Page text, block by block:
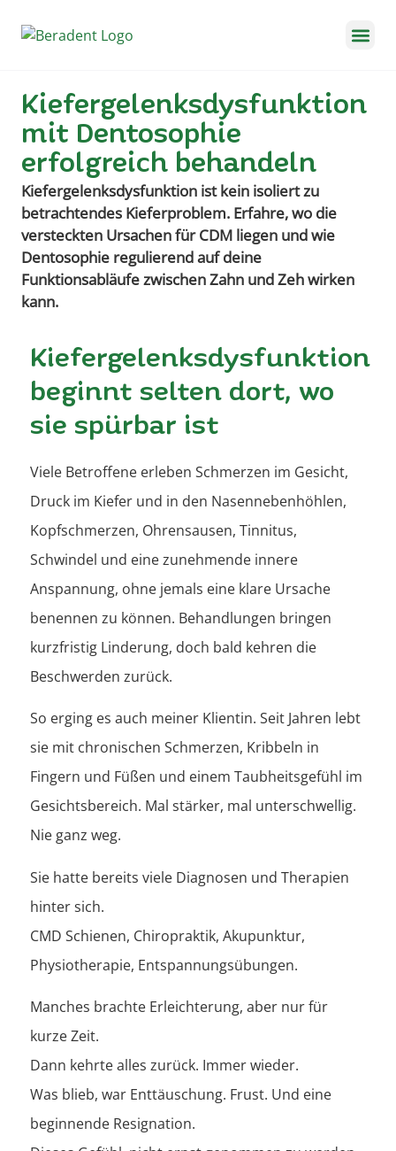
Kiefergelenksdysfunktion
mit Dentosophie
erfolgreich behandeln
Kiefergelenksdysfunktion ist kein isoliert zu
betrachtendes Kieferproblem. Erfahre, wo die
versteckten Ursachen für CDM liegen und wie
Dentosophie regulierend auf deine
Funktionsabläufe zwischen Zahn und Zeh wirken
kann.
Kiefergelenksdysfunktion
beginnt selten dort, wo
sie spürbar ist
Viele Betroffene erleben Schmerzen im Gesicht,
Druck im Kiefer und in den Nasennebenhöhlen,
Kopfschmerzen, Ohrensausen, Tinnitus,
Schwindel und eine zunehmende innere
Anspannung, ohne jemals eine klare Ursache
benennen zu können. Behandlungen bringen
kurzfristig Linderung, doch bald kehren die
Beschwerden zurück.
So erging es auch meiner Klientin. Seit Jahren lebt
sie mit chronischen Schmerzen, Kribbeln in
Fingern und Füßen und einem Taubheitsgefühl im
Gesichtsbereich. Mal stärker, mal unterschwellig.
Nie ganz weg.
Sie hatte bereits viele Diagnosen und Therapien
hinter sich.
CMD Schienen, Chiropraktik, Akupunktur,
Physiotherapie, Entspannungsübungen.
Manches brachte Erleichterung, aber nur für
kurze Zeit.
Dann kehrte alles zurück. Immer wieder.
Was blieb, war Enttäuschung. Frust. Und eine
beginnende Resignation.